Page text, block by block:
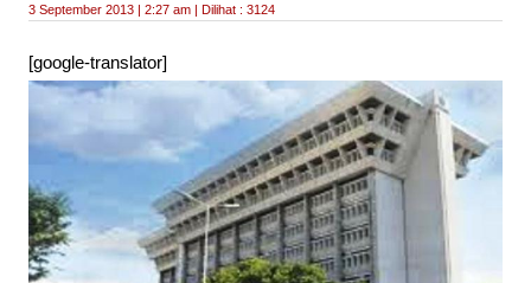
3 September 2013 | 2:27 am | Dilihat : 3124
[google-translator]